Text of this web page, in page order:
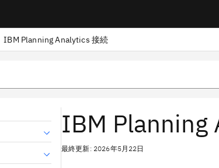
IBM Planning Analytics 接続
IBM Planning
最終更新: 2026年5月22日